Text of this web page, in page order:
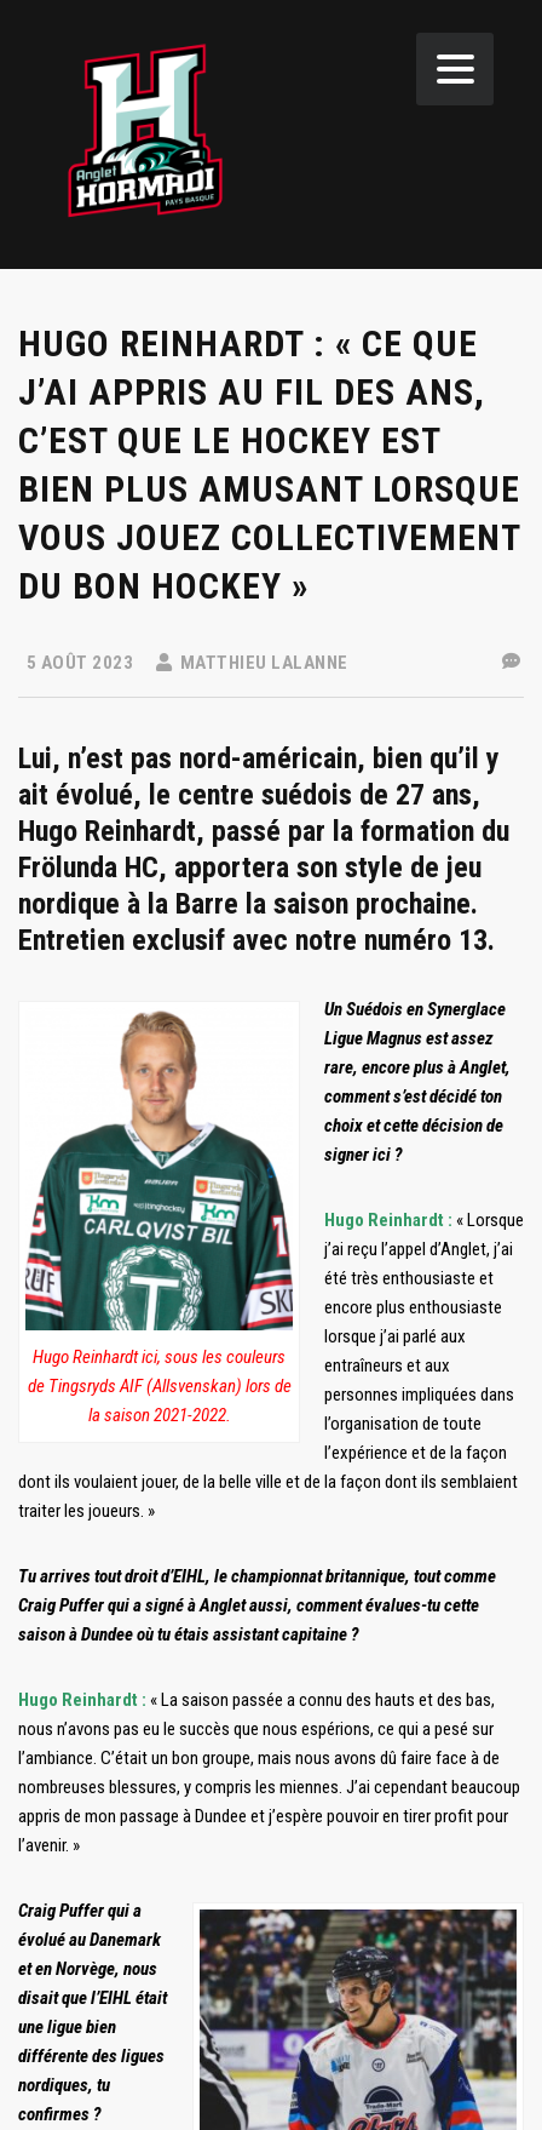
HUGO REINHARDT : « CE QUE
J’AI APPRIS AU FIL DES ANS,
C’EST QUE LE HOCKEY EST
BIEN PLUS AMUSANT LORSQUE
VOUS JOUEZ COLLECTIVEMENT
DU BON HOCKEY »
5 AOÛT 2023 MATTHIEU LALANNE
Lui, n’est pas nord-américain, bien qu’il y
ait évolué, le centre suédois de 27 ans,
Hugo Reinhardt, passé par la formation du
Frölunda HC, apportera son style de jeu
nordique à la Barre la saison prochaine.
Entretien exclusif avec notre numéro 13.
Hugo Reinhardt ici, sous les couleurs
de Tingsryds AIF (Allsvenskan) lors de
la saison 2021-2022.
Un Suédois en Synerglace
Ligue Magnus est assez
rare, encore plus à Anglet,
comment s’est décidé ton
choix et cette décision de
signer ici ?
Hugo Reinhardt : « Lorsque
j’ai reçu l’appel d’Anglet, j’ai
été très enthousiaste et
encore plus enthousiaste
lorsque j’ai parlé aux
entraîneurs et aux
personnes impliquées dans
l’organisation de toute
l’expérience et de la façon
dont ils voulaient jouer, de la belle ville et de la façon dont ils semblaient
traiter les joueurs. »
Tu arrives tout droit d’EIHL, le championnat britannique, tout comme
Craig Puffer qui a signé à Anglet aussi, comment évalues-tu cette
saison à Dundee où tu étais assistant capitaine ?
Hugo Reinhardt : « La saison passée a connu des hauts et des bas,
nous n’avons pas eu le succès que nous espérions, ce qui a pesé sur
l’ambiance. C’était un bon groupe, mais nous avons dû faire face à de
nombreuses blessures, y compris les miennes. J’ai cependant beaucoup
appris de mon passage à Dundee et j’espère pouvoir en tirer profit pour
l’avenir. »
Craig Puffer qui a
évolué au Danemark
et en Norvège, nous
disait que l’EIHL était
une ligue bien
différente des ligues
nordiques, tu
confirmes ?